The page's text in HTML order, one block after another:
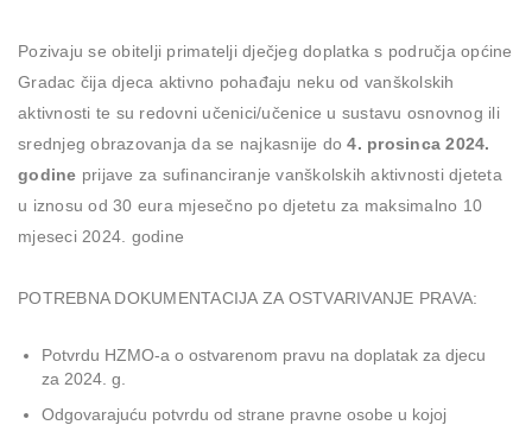
Pozivaju se obitelji primatelji dječjeg doplatka s područja općine
Gradac čija djeca aktivno pohađaju neku od vanškolskih
aktivnosti te su redovni učenici/učenice u sustavu osnovnog ili
srednjeg obrazovanja da se najkasnije do4. prosinca 2024.
godine prijave za sufinanciranje vanškolskih aktivnosti djeteta
u iznosu od 30 eura mjesečno po djetetu za maksimalno 10
mjeseci 2024. godine
POTREBNA DOKUMENTACIJA ZA OSTVARIVANJE PRAVA:
Potvrdu HZMO-a o ostvarenom pravu na doplatak za djecu
za 2024. g.
Odgovarajuću potvrdu od strane pravne osobe u kojoj